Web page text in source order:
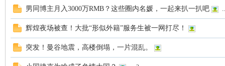
男同博主月入3000万RMB？这些圈内名媛，一起来扒一扒吧
辉煌夜场被查！大批“形似外籍”服务生被一网打尽！
突发！曼谷地震，高楼倒塌，一片混乱。